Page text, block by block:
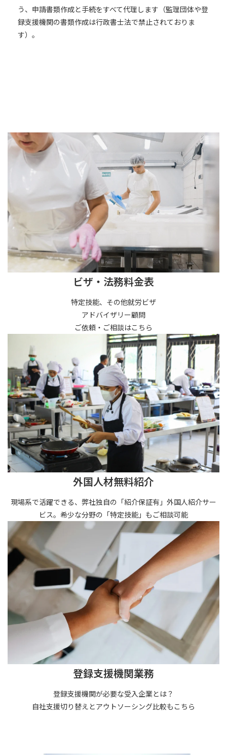
う、申請書類作成と手続をすべて代理します（監理団体や登
録支援機関の書類作成は行政書士法で禁止されておりま
す）。
ビザ・法務料金表
特定技能、その他就労ビザ
アドバイザリー顧問
ご依頼・ご相談はこちら
外国人材無料紹介
現場系で活躍できる、弊社独自の「紹介保証有」外国人紹介サー
ビス。希少な分野の「特定技能」もご相談可能
登録支援機関業務
登録支援機関が必要な受入企業とは？
自社支援切り替えとアウトソーシング比較もこちら